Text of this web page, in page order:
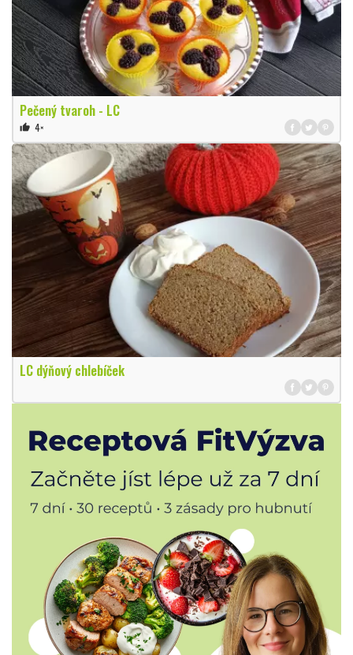
Pečený tvaroh - LC
thumb_up 4×
LC dýňový chlebíček